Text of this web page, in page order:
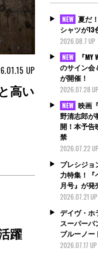
UP
高い
躍
NEW 夏だ
シャツが13
2026.08.7 UP
NEW
『
のサイン会
が開催！
2026.07.28 UP
NEW 映画
野清志郎が
開！本予告
禁
2026.07.22 UP
プレシジョ
力特集！『
月号』が発
2026.07.21 UP
デイヴ・ホ
スーパーバ
ブルーノー
2026.07.17 UP